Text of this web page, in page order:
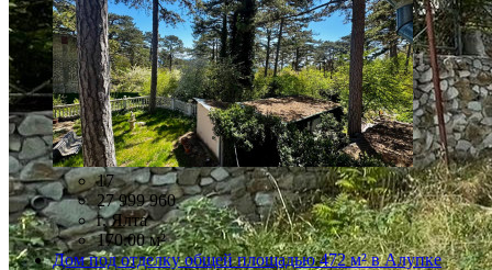
17
27 999 960
г. Ялта
170.00 м²
Дом под отделку общей площадью 472 м² в Алупке